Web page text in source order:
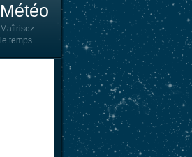
Météo
Maîtrisez
le temps